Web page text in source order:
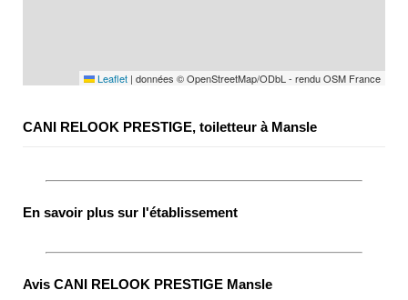
Leaflet | données © OpenStreetMap/ODbL - rendu OSM France
CANI RELOOK PRESTIGE, toiletteur à Mansle
En savoir plus sur l'établissement
Avis CANI RELOOK PRESTIGE Mansle